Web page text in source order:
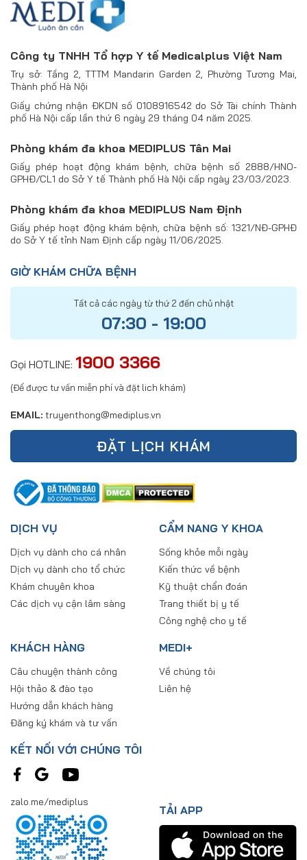
Công ty TNHH Tổ hợp Y tế Medicalplus Việt Nam
Trụ sở: Tầng 2, TTTM Mandarin Garden 2, Phường Tương Mai,
Thành phố Hà Nội
Giấy chứng nhận ĐKDN số 0108916542 do Sở Tài chính Thành
phố Hà Nội cấp lần thứ 6 ngày 29 tháng 04 năm 2025.
Phòng khám đa khoa MEDIPLUS Tân Mai
Giấy phép hoạt động khám bệnh, chữa bệnh số 2888/HNO-
GPHĐ/CL1 do Sở Y tế Thành phố Hà Nội cấp ngày 23/03/2023.
Phòng khám đa khoa MEDIPLUS Nam Định
Giấy phép hoạt động khám bệnh, chữa bệnh số: 1321/NĐ-GPHĐ
do Sở Y tế tỉnh Nam Định cấp ngày 11/06/2025.
GIỜ KHÁM CHỮA BỆNH
Tất cả các ngày từ thứ 2 đến chủ nhật
07:30 - 19:00
Gọi HOTLINE: 1900 3366
(Để được tư vấn miễn phí và đặt lich khám)
EMAIL: truyenthong@mediplus.vn
ĐẶT LỊCH KHÁM
DỊCH VỤ
Dịch vụ dành cho cá nhân
Dịch vụ dành cho tổ chức
Khám chuyên khoa
Các dịch vụ cận lâm sàng
CẨM NANG Y KHOA
Sống khỏe mỗi ngày
Kiến thức về bệnh
Kỹ thuật chẩn đoán
Trang thiết bị y tế
Công nghệ cho y tế
KHÁCH HÀNG
Câu chuyện thành công
Hội thảo & đào tạo
Hướng dẫn khách hàng
Đăng ký khám và tư vấn
MEDI+
Về chúng tôi
Liên hệ
KẾT NỐI VỚI CHÚNG TÔI
zalo.me/mediplus
TẢI APP